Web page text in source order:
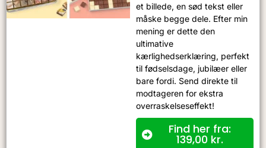
et billede, en sød tekst eller
måske begge dele. Efter min
mening er dette den
ultimative
kærlighedserklæring, perfekt
til fødselsdage, jubilæer eller
bare fordi. Send direkte til
modtageren for ekstra
overraskelseseffekt!
Find her fra:
139,00 kr.